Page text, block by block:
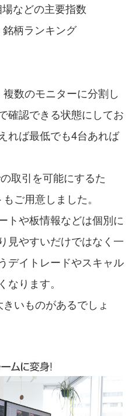
などの主要指数
柄ランキング
数のモニターに分割し
確認できる状態にしてお
れば最低でも4台あれば
取引を可能にするた
ご用意しました。
トや板情報などは個別に
見やすいだけではなく一
デイトレードやスキャル
なります。
いものがあるでしょ